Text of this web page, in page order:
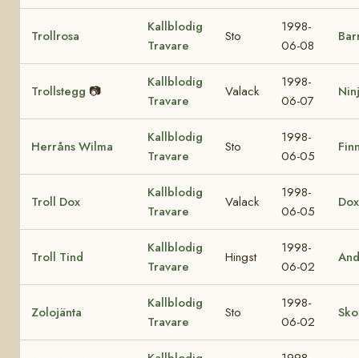
Trollrosa
Kallblodig
Travare
Sto
1998-
06-08
Trollstegg 📷
Kallblodig
Travare
Valack
1998-
06-07
Herråns Wilma
Kallblodig
Travare
Sto
1998-
06-05
Troll Dox
Kallblodig
Travare
Valack
1998-
06-05
Troll Tind
Kallblodig
Travare
Hingst
1998-
06-02
Zolojänta
Kallblodig
Travare
Sto
1998-
06-02